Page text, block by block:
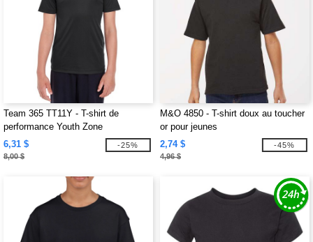
Team 365 TT11Y - T-shirt de
performance Youth Zone
6,31 $
8,00 $
-25%
M&O 4850 - T-shirt doux au toucher
or pour jeunes
2,74 $
4,96 $
-45%